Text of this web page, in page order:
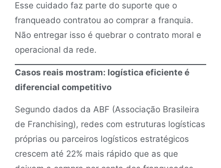
Esse cuidado faz parte do suporte que o
franqueado contratou ao comprar a franquia.
Não entregar isso é quebrar o contrato moral e
operacional da rede.
Casos reais mostram: logística eficiente é
diferencial competitivo
Segundo dados da ABF (Associação Brasileira
de Franchising), redes com estruturas logísticas
próprias ou parceiros logísticos estratégicos
crescem até 22% mais rápido que as que